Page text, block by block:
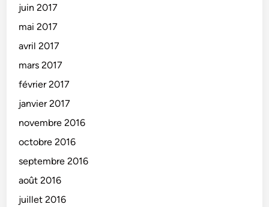
juin 2017
mai 2017
avril 2017
mars 2017
février 2017
janvier 2017
novembre 2016
octobre 2016
septembre 2016
août 2016
juillet 2016